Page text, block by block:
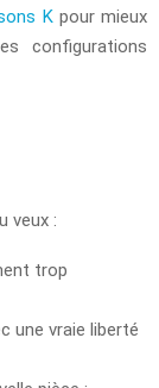
Kpour mieux
configurations
veux :
trop
une vraie liberté